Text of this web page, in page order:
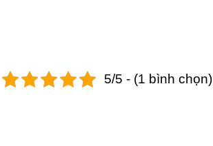
5/5 - (1 bình chọn)